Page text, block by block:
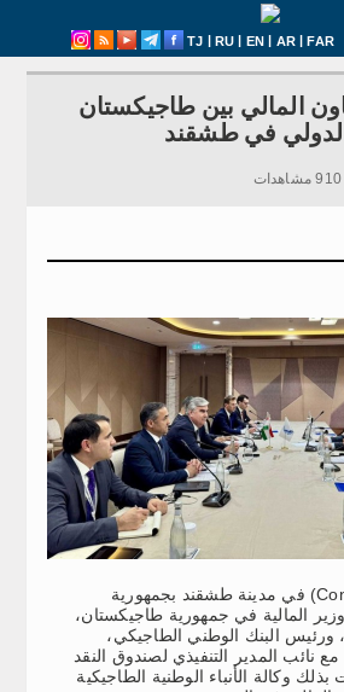
TJ | RU | EN | AR|FAR
المالي بين طاجيكستان
في طشقند
(Constituency Meeting) في مدينة طشقند بجمهورية
المالية في جمهورية طاجيكستان،
ورئيس البنك الوطني الطاجيكي،
نائب المدير التنفيذي لصندوق النقد
وكالة الأنباء الوطنية الطاجيكية